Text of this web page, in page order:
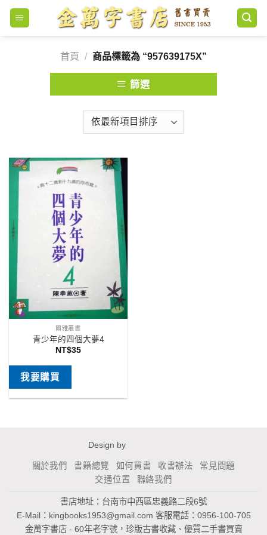
Skip
content
首頁
/ 商品標籤為 “957639175X”
篩選
爾雅叢書
青少年的四個大夢4
NT$35
我要購買
Design by
關於我們 書籍總覽 如何買書 收書辦法
常見問題
交通位置
聯絡我們
書店地址：台南市中西區忠義路二段6號
E-Mail： kingbooks1953@gmail.com 客服電話：0956-100-705
金萬字書店 - 60年老字號，珍版古書收藏、優質二手書買賣